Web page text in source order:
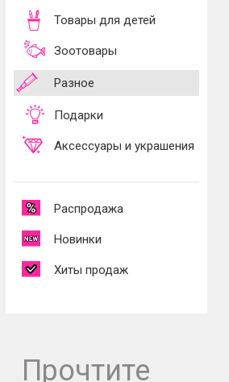
Товары для детей
Зоотовары
Разное
Подарки
Аксессуары и украшения
Распродажа
Новинки
Хиты продаж
Прочтите